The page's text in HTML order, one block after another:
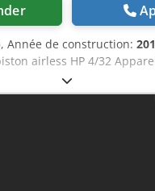
, Année de construction:
airless HP 4/32
pistolet à peinture inclus
Rapport : 32 / 1 Lot
air comprimé Bon état